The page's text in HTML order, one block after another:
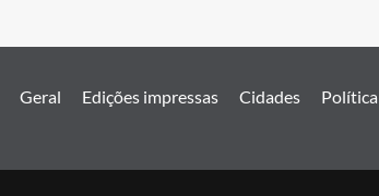
Geral Edições impressas Cidades Política